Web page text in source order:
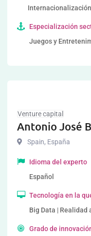
Internacionalización
Especialización
Juegos y
Venture capital
Antonio José
Spain, España
Idioma del experto
Español
Tecnología en la
Big Data | Realidad
Grado de